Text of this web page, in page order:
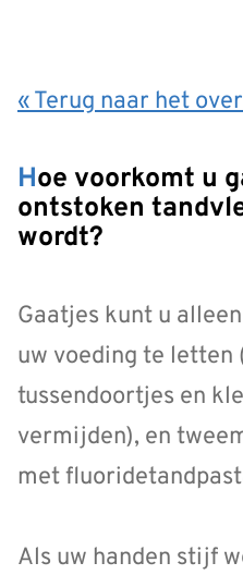
« Terug naar het
Hoe voorkomt u gaatjes en
ontstoken
wordt?
Gaatjes kunt u
uw voeding te letten
tussendoortjes en
vermijden), en
met
Als uw handen stijf